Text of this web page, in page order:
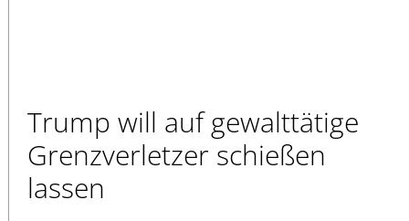
Trump will auf gewalttätige
Grenzverletzer schießen
lassen